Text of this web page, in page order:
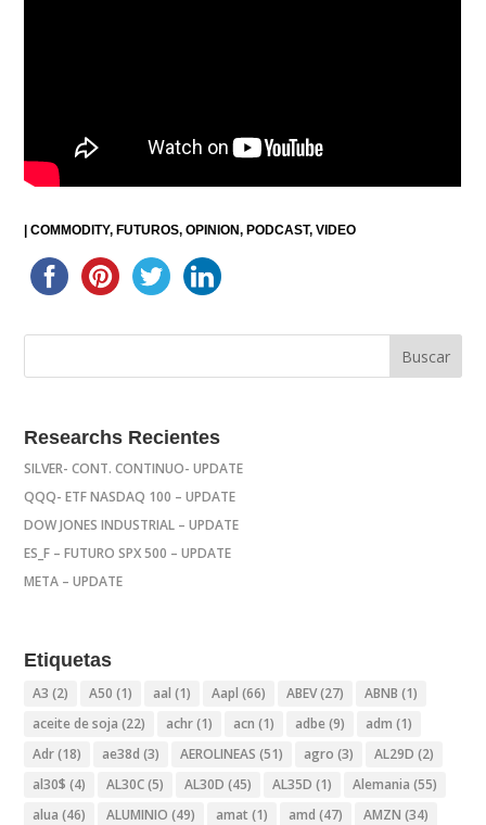
|COMMODITY FUTUROS OPINION PODCAST VIDEO
Researchs Recientes
SILVER- CONT. CONTINUO- UPDATE
QQQ- ETF NASDAQ 100 – UPDATE
DOW JONES INDUSTRIAL – UPDATE
ES_F – FUTURO SPX 500 – UPDATE
META – UPDATE
Etiquetas
A3 (2) A50 (1) aal (1) Aapl (66) ABEV(27) ABNB (1)
aceite de soja (22) achr(1) acn (1) adbe (9) adm (1)
Adr(18) ae38d (3) AEROLINEAS (51) agro (3) AL29D (2)
al30$ (4) AL30C(5) AL30D (45) AL35D (1) Alemania (55)
alua (46) ALUMINIO (49) amat (1) amd (47) AMZN (34)